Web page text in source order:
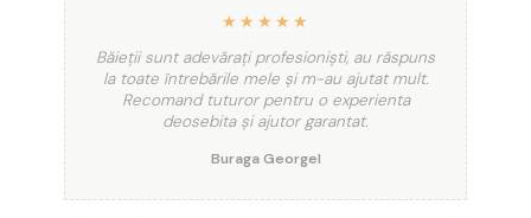
★★★★★
Băieții sunt adevărați profesioniști, au răspuns
la toate întrebările mele și m-au ajutat mult.
Recomand tuturor pentru o experienta
deosebita și ajutor garantat.
Buraga Georgel